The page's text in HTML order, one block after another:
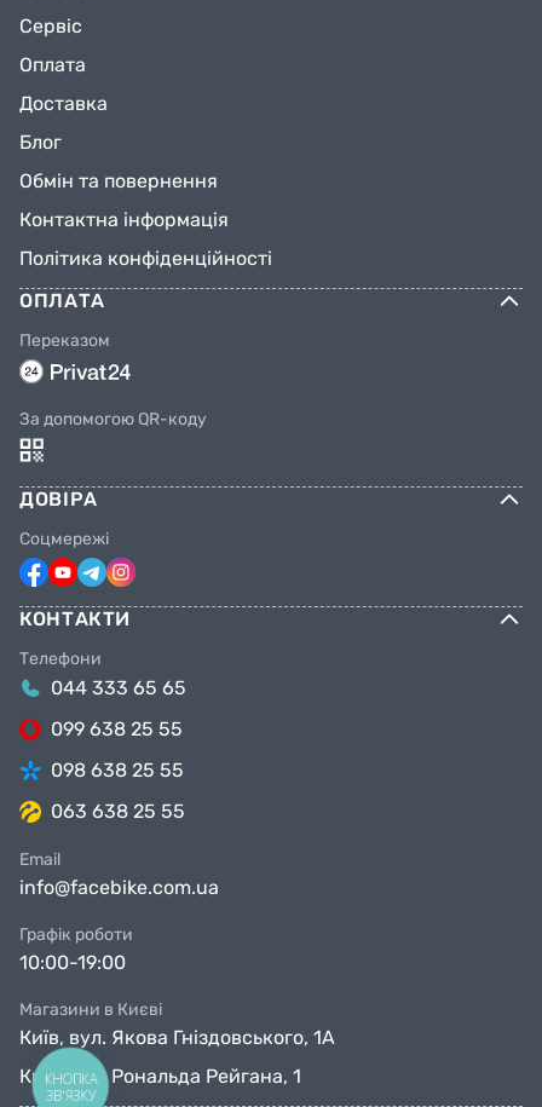
Сервіс
Оплата
Доставка
Блог
Обмін та повернення
Контактна інформація
Політика конфіденційності
ОПЛАТА
Переказом
За допомогою QR-коду
ДОВІРА
Соцмережі
КОНТАКТИ
Телефони
044 333 65 65
099 638 25 55
098 638 25 55
063 638 25 55
Email
info@facebike.com.ua
Графік роботи
10:00-19:00
Магазини в Києві
Київ, вул. Якова Гніздовського, 1А
Київ, вул. Рональда Рейгана, 1
КНОПКА
ЗВ'ЯЗКУ